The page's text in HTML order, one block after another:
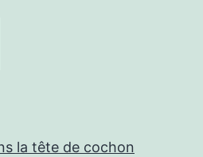
la tête de cochon